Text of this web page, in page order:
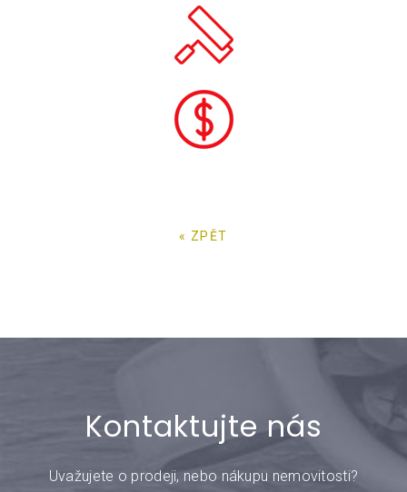
« ZPĚT
Kontaktujte nás
Uvažujete o prodeji, nebo nákupu nemovitosti?